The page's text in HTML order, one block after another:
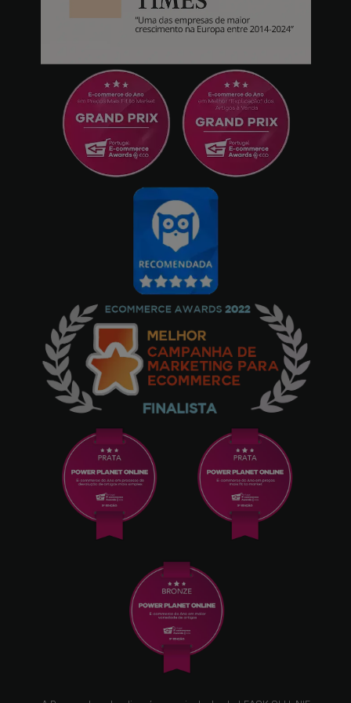
quase chegando a excelentes megapixéis
não é tudo) * Fotos e vídeo (Muito bom sem
um telemóvel) 100% recomendado, não se
esqueçam de comprar a versão de 128Gb ou
256Gb se gostam de fotografia e de captar
momentos em vídeo, eu comprei a versão de
64Gb e continuo muito satisfeito porque
esta coisa suporta cartões SDXC de 1Tb.
Oscal Marine 2 - 4GB/64GB, Laranja
Excelente acessório
Luis Monteiro
10/12/2024
Exatamente como demonstrado, fácil de
utilizar!